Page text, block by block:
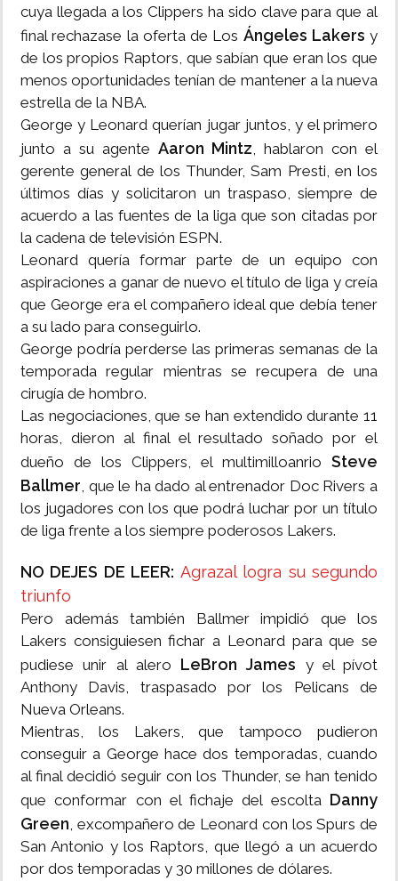
cuya llegada a los Clippers ha sido clave para que al
final rechazase la oferta de Los Ángeles Lakers y
de los propios Raptors, que sabían que eran los que
menos oportunidades tenían de mantener a la nueva
estrella de la NBA.
George y Leonard querían jugar juntos, y el primero
junto a su agente Aaron Mintz, hablaron con el
gerente general de los Thunder, Sam Presti, en los
últimos días y solicitaron un traspaso, siempre de
acuerdo a las fuentes de la liga que son citadas por
la cadena de televisión ESPN.
Leonard quería formar parte de un equipo con
aspiraciones a ganar de nuevo el título de liga y creía
que George era el compañero ideal que debía tener
a su lado para conseguirlo.
George podría perderse las primeras semanas de la
temporada regular mientras se recupera de una
cirugía de hombro.
Las negociaciones, que se han extendido durante 11
horas, dieron al final el resultado soñado por el
dueño de los Clippers, el multimilloanrio Steve
Ballmer, que le ha dado al entrenador Doc Rivers a
los jugadores con los que podrá luchar por un título
de liga frente a los siempre poderosos Lakers.
NO DEJES DE LEER: Agrazal logra su segundo
triunfo
Pero además también Ballmer impidió que los
Lakers consiguiesen fichar a Leonard para que se
pudiese unir al alero LeBron James y el pívot
Anthony Davis, traspasado por los Pelicans de
Nueva Orleans.
Mientras, los Lakers, que tampoco pudieron
conseguir a George hace dos temporadas, cuando
al final decidió seguir con los Thunder, se han tenido
que conformar con el fichaje del escolta Danny
Green, excompañero de Leonard con los Spurs de
San Antonio y los Raptors, que llegó a un acuerdo
por dos temporadas y 30 millones de dólares.